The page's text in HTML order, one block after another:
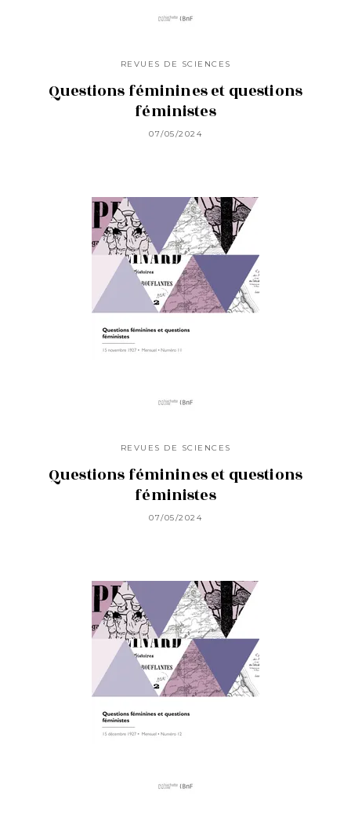
REVUES DE SCIENCES
Questions féminines et questions
féministes
07/05/2024
REVUES DE SCIENCES
Questions féminines et questions
féministes
07/05/2024